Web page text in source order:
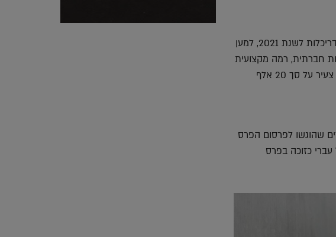
משרד התרבות והספורט מעניק את פרס ע"ש זאב ויעקב רכטר בתחום האדריכלות לשנת 2021, למען
חברתית, רמה מקצועית
ואסתטיקה אדריכלית. השנה, מחולק הפרס ל-2 זוכים: פרס עידוד לאדריכל צעיר על סך 20 אלף
שהוגשו לפרסום הפרס
כזוכה בפרס